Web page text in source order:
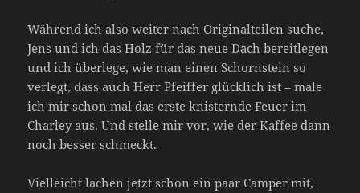
Während ich also weiter nach Originalteilen suche,
Jens und ich das Holz für das neue Dach bereitlegen
und ich überlege, wie man einen Schornstein so
verlegt, dass auch Herr Pfeiffer glücklich ist – male
ich mir schon mal das erste knisternde Feuer im
Charley aus. Und stelle mir vor, wie der Kaffee dann
noch besser schmeckt.
Vielleicht lachen jetzt schon ein paar Camper mit,